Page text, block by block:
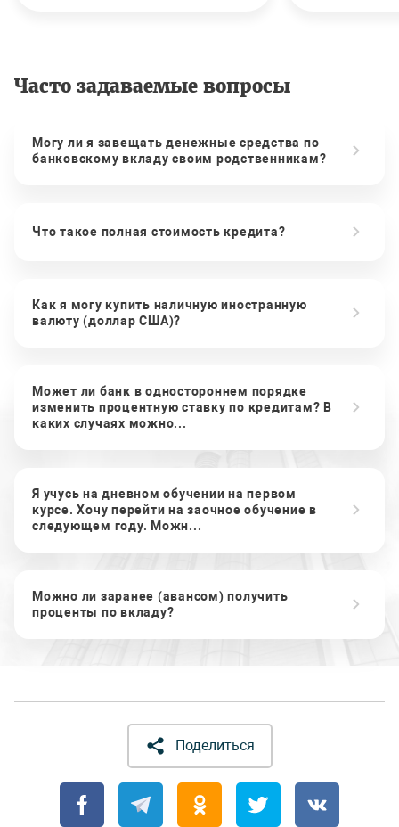
Часто задаваемые вопросы
Могу ли я завещать денежные средства по
банковскому вкладу своим родственникам?
Что такое полная стоимость кредита?
Как я могу купить наличную иностранную
валюту (доллар США)?
Может ли банк в одностороннем порядке
изменить процентную ставку по кредитам? В
каких случаях можно...
Я учусь на дневном обучении на первом
курсе. Хочу перейти на заочное обучение в
следующем году. Можн...
Можно ли заранее (авансом) получить
проценты по вкладу?
Поделиться